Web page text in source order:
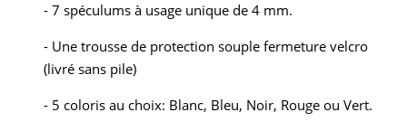
- 7 spéculums à usage unique de 4 mm.
- Une trousse de protection souple fermeture velcro
(livré sans pile)
- 5 coloris au choix: Blanc, Bleu, Noir, Rouge ou Vert.